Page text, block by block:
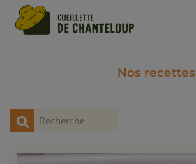
Nos recettes
Panneau de gestion des cookies